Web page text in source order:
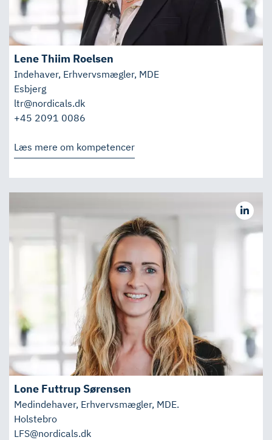
Lene Thiim Roelsen
Indehaver, Erhvervsmægler, MDE
Esbjerg
ltr@nordicals.dk
+45 2091 0086
Læs mere om kompetencer
Lone Futtrup Sørensen
Medindehaver, Erhvervsmægler, MDE.
Holstebro
LFS@nordicals.dk